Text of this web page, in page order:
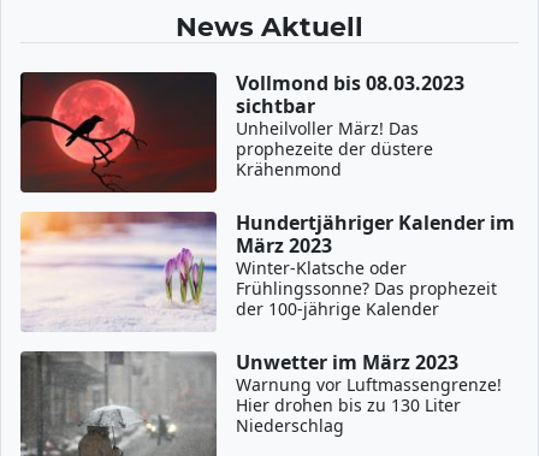
News Aktuell
Vollmond bis 08.03.2023
sichtbar
Unheilvoller März! Das
prophezeite der düstere
Krähenmond
Hundertjähriger Kalender im
März 2023
Winter-Klatsche oder
Frühlingssonne? Das prophezeit
der 100-jährige Kalender
Unwetter im März 2023
Warnung vor Luftmassengrenze!
Hier drohen bis zu 130 Liter
Niederschlag